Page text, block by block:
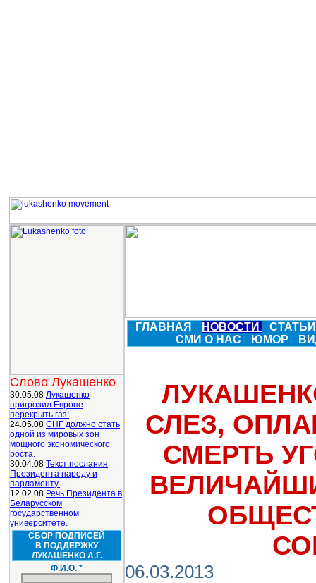
Слово Лукашенко
30.05.08 Лукашенко
пригрозил Европе
перекрыть газ!
24.05.08 СНГ должно стать
одной из мировых зон
мощного экономического
роста.
30.04.08 Текст послания
Президента народу и
парламенту.
12.02.08 Речь Президента в
Беларусском
государственном
университете.
СБОР ПОДПИСЕЙ
В ПОДДЕРЖКУ
ЛУКАШЕНКО А.Г.
Ф.И.О. *
ГЛАВНАЯ НОВОСТИ
СМИ О НАС
ЮМОР
СЛЕЗ,
СМЕРТЬ
06.03.2013